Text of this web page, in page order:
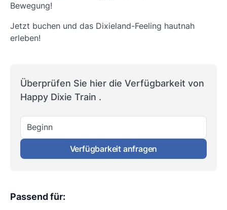
Bewegung!
Jetzt buchen und das Dixieland-Feeling hautnah
erleben!
Überprüfen Sie hier die Verfügbarkeit von
Happy Dixie Train .
Beginn
Verfügbarkeit anfragen
Passend für: